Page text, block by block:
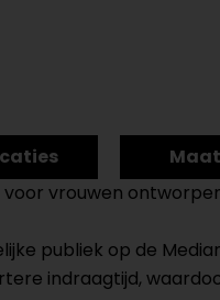
vrouwen
publiek op de
indraagtijd,